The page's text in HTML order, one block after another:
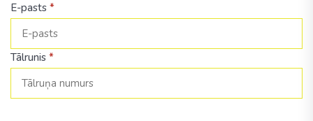
E-pasts *
Tālrunis *